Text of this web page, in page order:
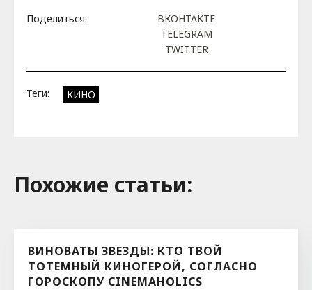
Поделиться:
ВКОНТАКТЕ
TELEGRAM
TWITTER
Теги: КИНО
Похожие cтатьи:
ВИНОВАТЫ ЗВЕЗДЫ: КТО ТВОЙ
ТОТЕМНЫЙ КИНОГЕРОЙ, СОГЛАСНО
ГОРОСКОПУ CINEMAHOLICS